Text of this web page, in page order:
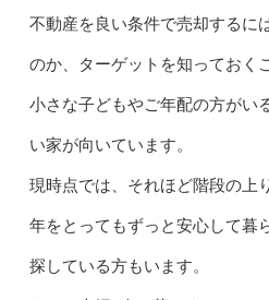
不動産を良い条件で売却するに
のか、ターゲットを知っておく
小さな子どもやご年配の方がい
い家が向いています。
現時点では、それほど階段の上
年をとってもずっと安心して暮
探している方もいます。